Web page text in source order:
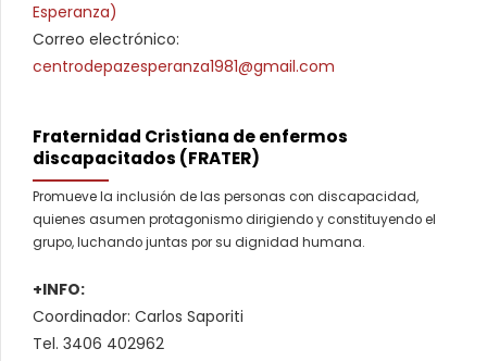
Esperanza)
Correo electrónico:
centrodepazesperanza1981@gmail.com
Fraternidad Cristiana de enfermos
discapacitados (FRATER)
Promueve la inclusión de las personas con discapacidad,
quienes asumen protagonismo dirigiendo y constituyendo el
grupo, luchando juntas por su dignidad humana.
+INFO:
Coordinador: Carlos Saporiti
Tel. 3406 402962